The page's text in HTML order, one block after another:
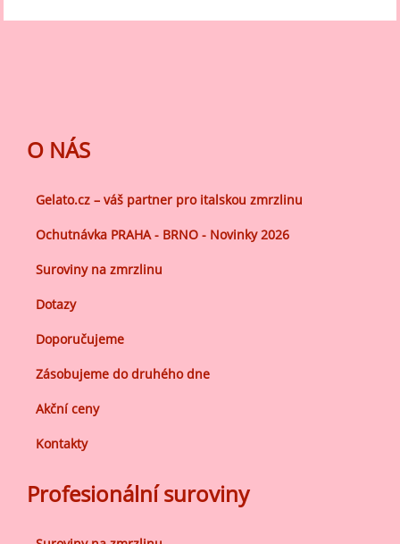
O NÁS
Gelato.cz – váš partner pro italskou zmrzlinu
Ochutnávka PRAHA - BRNO - Novinky 2026
Suroviny na zmrzlinu
Dotazy
Doporučujeme
Zásobujeme do druhého dne
Akční ceny
Kontakty
Profesionální suroviny